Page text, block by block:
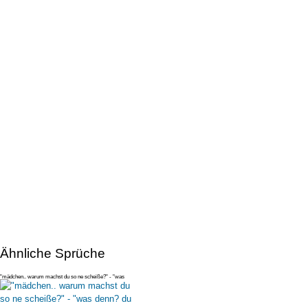
Ähnliche Sprüche
"mädchen.. warum machst du so ne scheiße?" - "was
denn? du hast mit gem